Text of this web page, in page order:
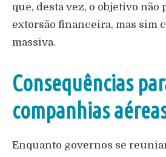
que, desta vez, o objetivo não
extorsão financeira, mas sim
massiva.
Consequências
companhias
Enquanto governos se